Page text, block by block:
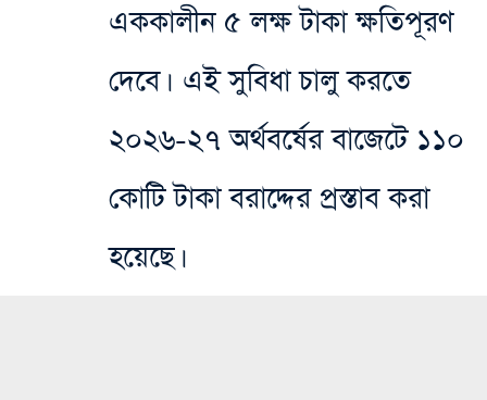
এককালীন ৫ লক্ষ টাকা ক্ষতিপূরণ
দেবে। এই সুবিধা চালু করতে
২০২৬-২৭ অর্থবর্ষের বাজেটে ১১০
কোটি টাকা বরাদ্দের প্রস্তাব করা
হয়েছে।